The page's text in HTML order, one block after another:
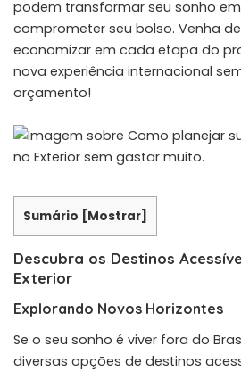
podem transformar seu sonho
comprometer seu bolso. Venha
economizar em cada etapa do
nova experiência internacional
orçamento!
Sumário [Mostrar]
Descubra os Destinos
Exterior
Explorando Novos Horizontes
Se o seu sonho é viver fora do
diversas opções de destinos